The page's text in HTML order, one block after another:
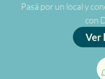
Pasá por un local y
con
Ver